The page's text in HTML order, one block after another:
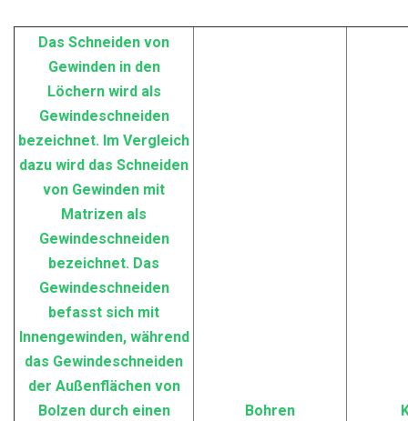
Das Schneiden von
Gewinden in den
Löchern wird als
Gewindeschneiden
bezeichnet. Im Vergleich
dazu wird das Schneiden
von Gewinden mit
Matrizen als
Gewindeschneiden
bezeichnet. Das
Gewindeschneiden
befasst sich mit
Innengewinden, während
das Gewindeschneiden
der Außenflächen von
Bolzen durch einen
Bohren